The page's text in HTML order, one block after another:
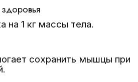
на 1 кг массы тела.
сохранить мышцы при